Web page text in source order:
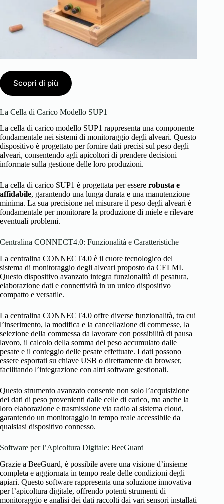
Scopri di più
La Cella di Carico Modello SUP1
La cella di carico modello SUP1 rappresenta una componente
fondamentale nei sistemi di monitoraggio degli alveari. Questo
dispositivo è progettato per fornire dati precisi sul peso degli
alveari, consentendo agli apicoltori di prendere decisioni
informate sulla gestione delle loro produzioni.
La cella di carico SUP1 è progettata per essere robusta e
affidabile, garantendo una lunga durata e una manutenzione
minima. La sua precisione nel misurare il peso degli alveari è
fondamentale per monitorare la produzione di miele e rilevare
eventuali problemi.
Centralina CONNECT4.0: Funzionalità e Caratteristiche
La centralina CONNECT4.0 è il cuore tecnologico del
sistema di monitoraggio degli alveari proposto da CELMI.
Questo dispositivo avanzato integra funzionalità di pesatura,
elaborazione dati e connettività in un unico dispositivo
compatto e versatile.
La centralina CONNECT4.0 offre diverse funzionalità, tra cui
l’inserimento, la modifica e la cancellazione di commesse, la
selezione della commessa da lavorare con possibilità di pausa
lavoro, il calcolo della somma del peso accumulato dalle
pesate e il conteggio delle pesate effettuate. I dati possono
essere esportati su chiave USB o direttamente da browser,
facilitando l’integrazione con altri software gestionali.
Questo strumento avanzato consente non solo l’acquisizione
dei dati di peso provenienti dalle celle di carico, ma anche la
loro elaborazione e trasmissione via radio al sistema cloud,
garantendo un monitoraggio in tempo reale accessibile da
qualsiasi dispositivo connesso.
Software per l’Apicoltura Digitale: BeeGuard
Grazie a BeeGuard, è possibile avere una visione d’insieme
completa e aggiornata in tempo reale delle condizioni degli
apiari. Questo software rappresenta una soluzione innovativa
per l’apicoltura digitale, offrendo potenti strumenti di
monitoraggio e analisi dei dati raccolti dai vari sensori installati